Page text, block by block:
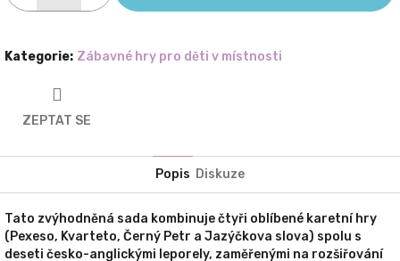
Kategorie: Zábavné hry pro děti v místnosti
ZEPTAT SE
Popis Diskuze
Tato zvýhodněná sada kombinuje čtyři oblíbené karetní hry
(Pexeso, Kvarteto, Černý Petr a Jazýčkova slova) spolu s
deseti česko-anglickými leporely, zaměřenými na rozšiřování